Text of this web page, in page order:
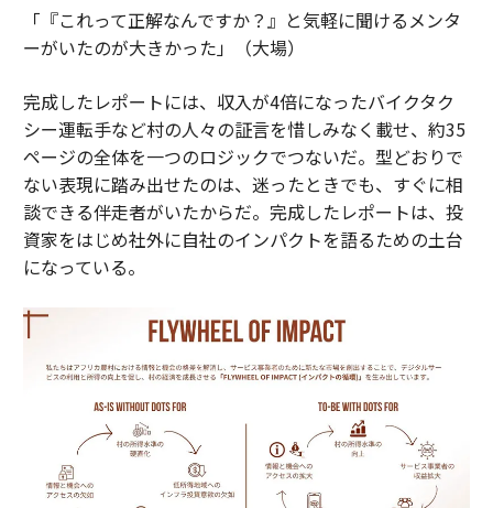
「『これって正解なんですか？』と気軽に聞けるメンタ
ーがいたのが大きかった」（大場）
完成したレポートには、収入が4倍になったバイクタク
シー運転手など村の人々の証言を惜しみなく載せ、約35
ページの全体を一つのロジックでつないだ。型どおりで
ない表現に踏み出せたのは、迷ったときでも、すぐに相
談できる伴走者がいたからだ。完成したレポートは、投
資家をはじめ社外に自社のインパクトを語るための土台
になっている。